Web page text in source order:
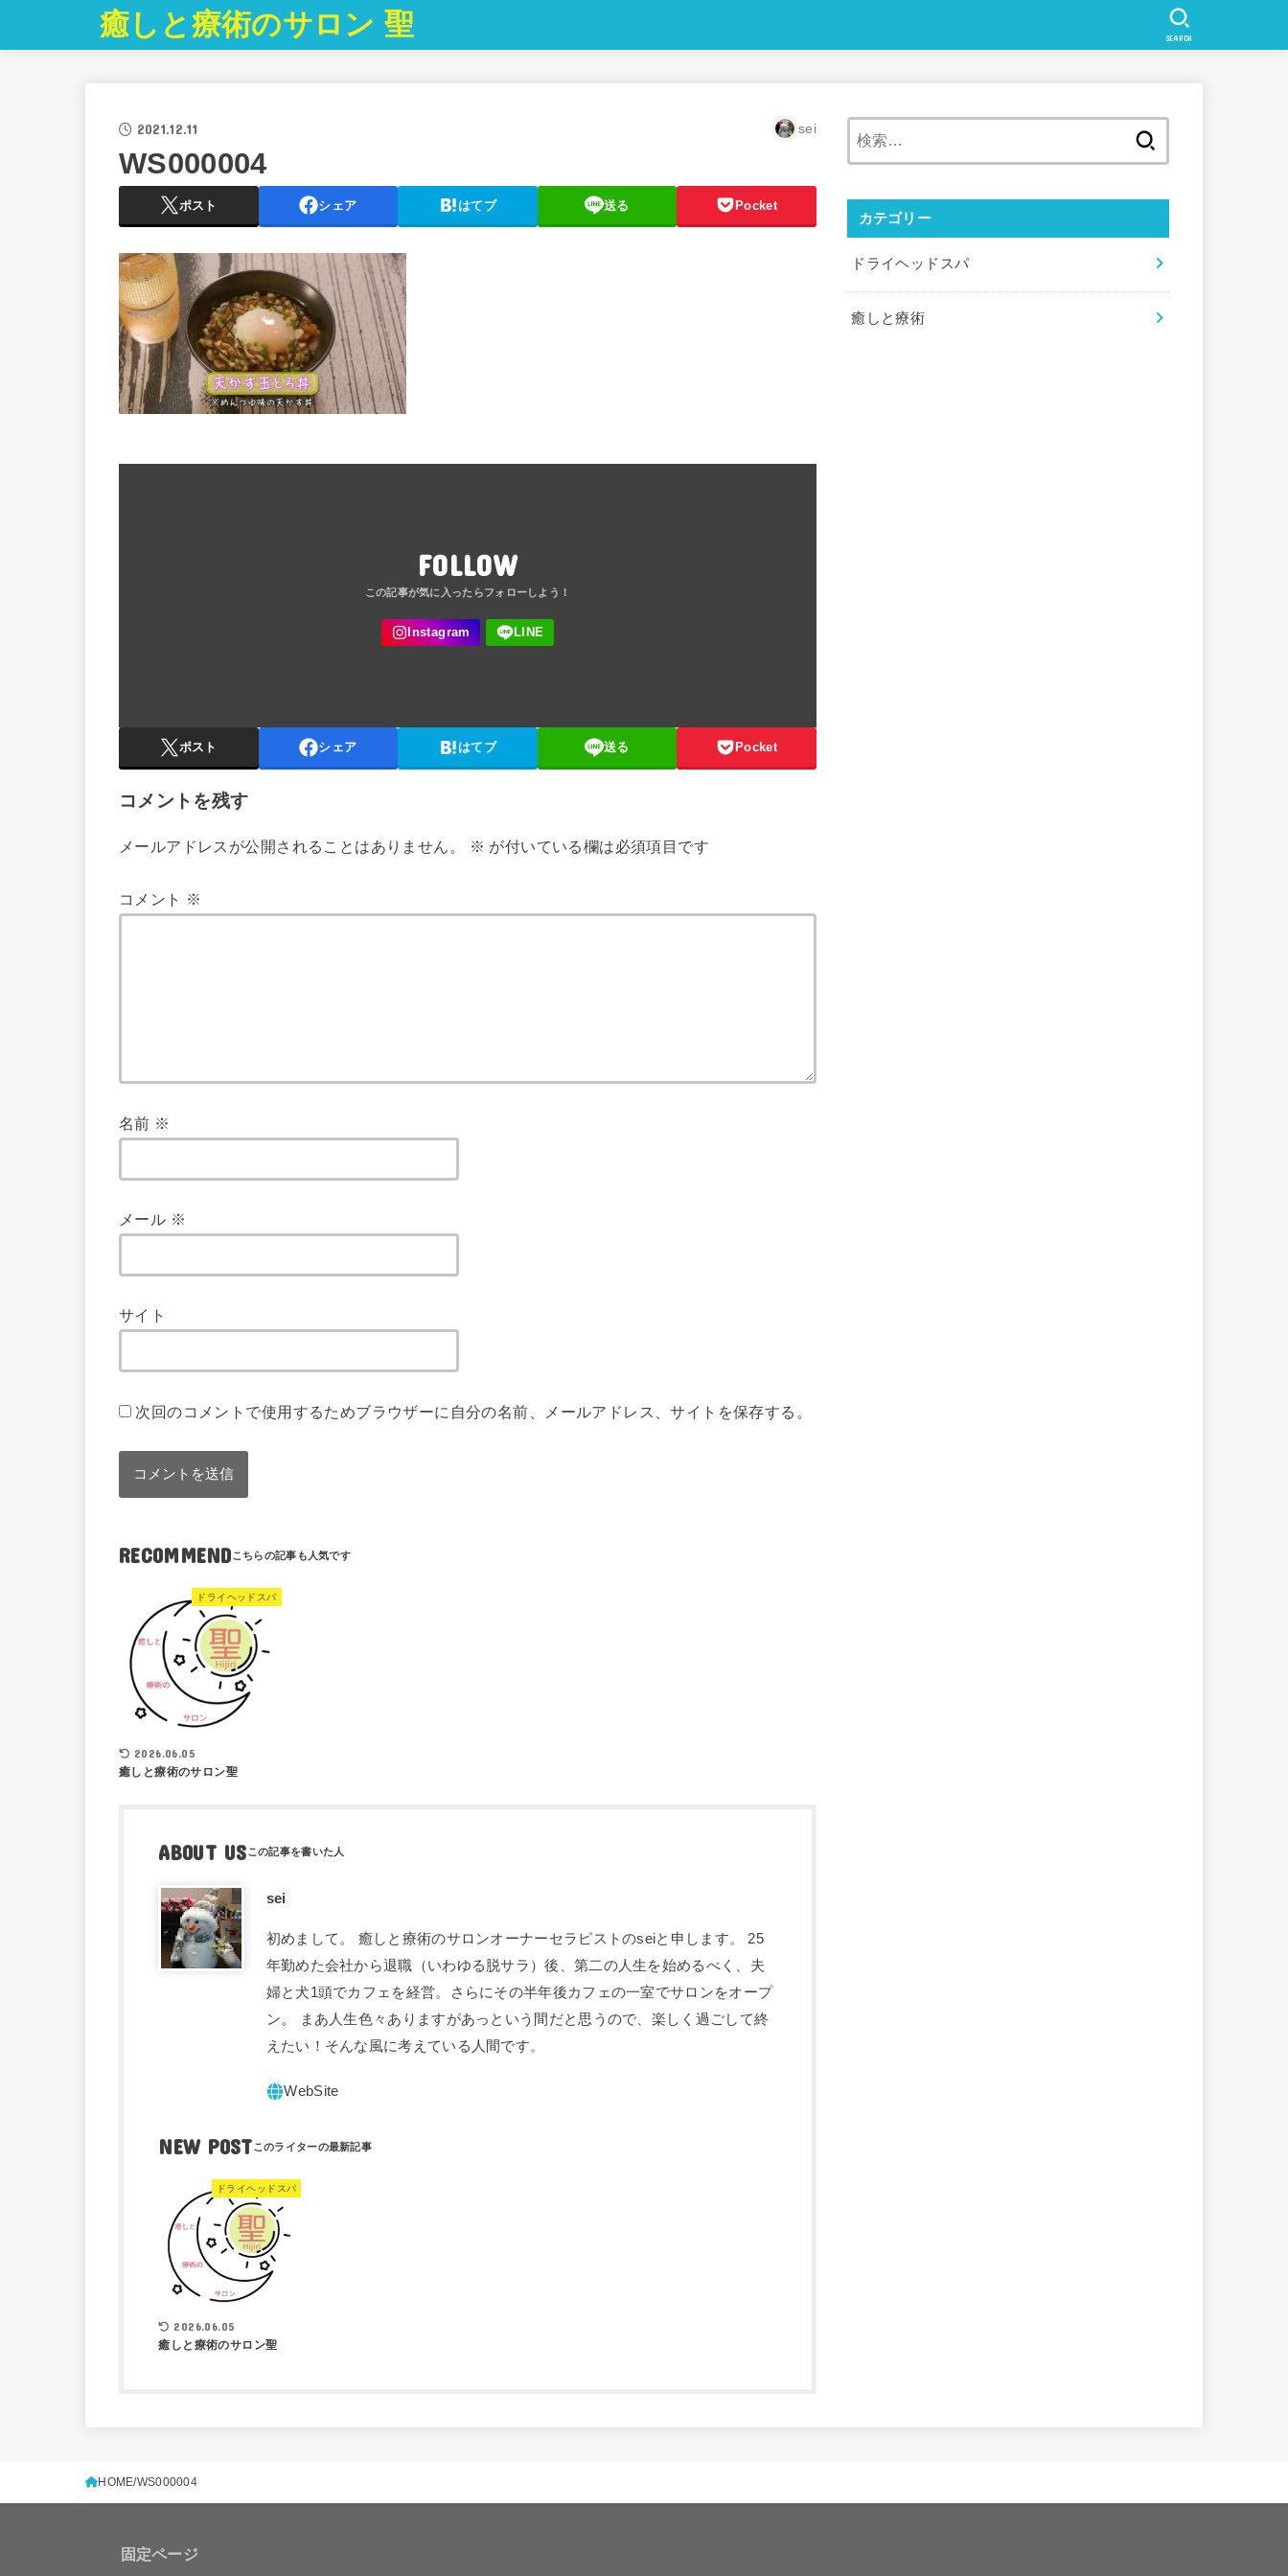
癒しと療術のサロン 聖 SEARCH
2021.12.11 sei
WS000004
ポスト シェア はてブ 送る Pocket
FOLLOW
ポスト シェア はてブ 送る Pocket
コメントを残す
メールアドレスが公開されることはありません。 ※ が付いている欄は必須項目です
コメント ※
名前 ※
メール ※
サイト
次回のコメントで使用するためブラウザーに自分の名前、メールアドレス、サイトを保存する。
RECOMMEND
ドライヘッドスパ
2026.06.05
癒しと療術のサロン聖
ABOUT US
sei
初めまして。 癒しと療術のサロンオーナーセラピストのseiと申します。 25
年勤めた会社から退職（いわゆる脱サラ）後、第二の人生を始めるべく、夫
婦と犬1頭でカフェを経営。さらにその半年後カフェの一室でサロンをオープ
ン。 まあ人生色々ありますがあっという間だと思うので、楽しく過ごして終
えたい！そんな風に考えている人間です。
NEW POST
ドライヘッドスパ
2026.06.05
癒しと療術のサロン聖
カテゴリー
ドライヘッドスパ
癒しと療術
HOME WS000004
固定ページ